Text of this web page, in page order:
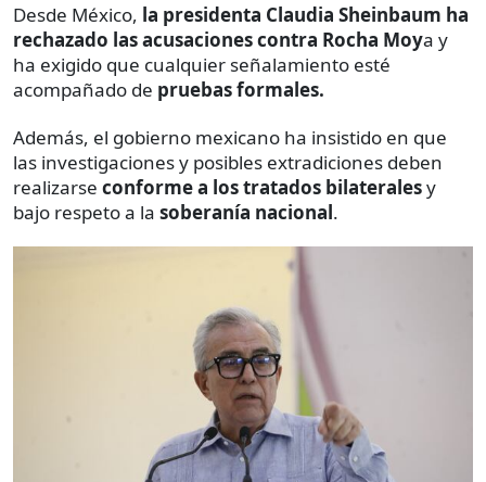
Desde México, la presidenta Claudia Sheinbaum ha
rechazado las acusaciones contra Rocha Moya y
ha exigido que cualquier señalamiento esté
acompañado de pruebas formales.
Además, el gobierno mexicano ha insistido en que
las investigaciones y posibles extradiciones deben
realizarse conforme a los tratados bilateralesy
bajo respeto a la soberanía nacional.